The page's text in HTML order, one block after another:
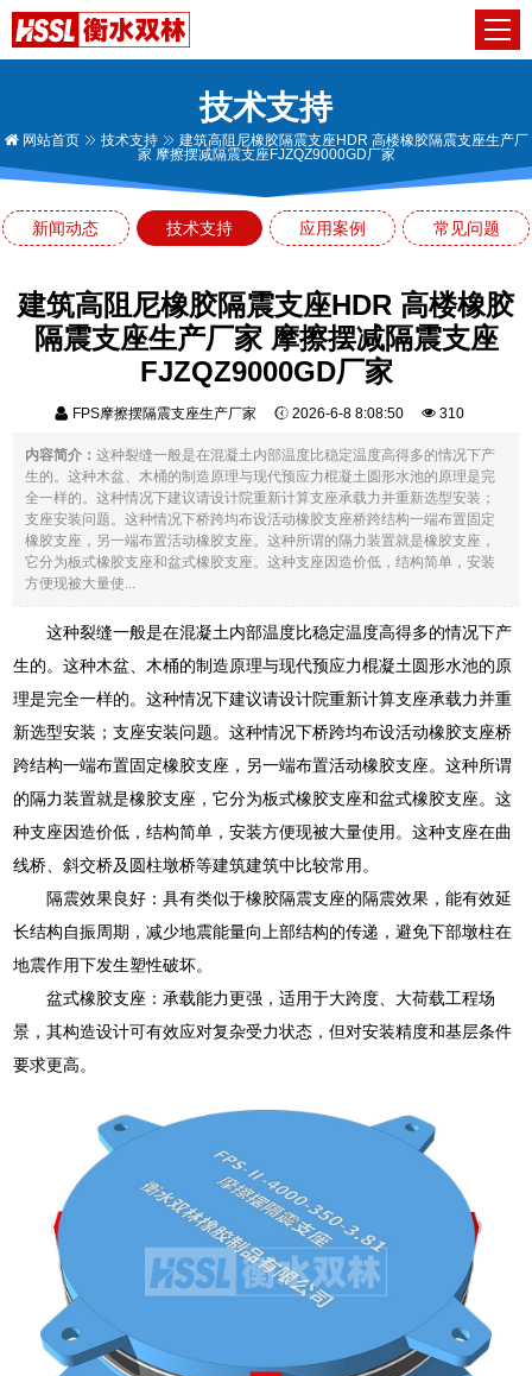
技术支持
网站首页 技术支持
建筑高阻尼橡胶隔震支座HDR 高楼橡胶隔震支座生产厂
家 摩擦摆减隔震支座FJZQZ9000GD厂家
新闻动态 技术支持 应用案例 常见问题
建筑高阻尼橡胶隔震支座HDR 高楼橡胶
隔震支座生产厂家 摩擦摆减隔震支座
FJZQZ9000GD厂家
FPS摩擦摆隔震支座生产厂家 2026-6-8 8:08:50 310
内容简介：这种裂缝一般是在混凝土内部温度比稳定温度高得多的情况下产
生的。这种木盆、木桶的制造原理与现代预应力棍凝土圆形水池的原理是完
全一样的。这种情况下建议请设计院重新计算支座承载力并重新选型安装；
支座安装问题。这种情况下桥跨均布设活动橡胶支座桥跨结构一端布置固定
橡胶支座，另一端布置活动橡胶支座。这种所谓的隔力装置就是橡胶支座，
它分为板式橡胶支座和盆式橡胶支座。这种支座因造价低，结构简单，安装
方便现被大量使...
这种裂缝一般是在混凝土内部温度比稳定温度高得多的情况下产
生的。这种木盆、木桶的制造原理与现代预应力棍凝土圆形水池的原
理是完全一样的。这种情况下建议请设计院重新计算支座承载力并重
新选型安装；支座安装问题。这种情况下桥跨均布设活动橡胶支座桥
跨结构一端布置固定橡胶支座，另一端布置活动橡胶支座。这种所谓
的隔力装置就是橡胶支座，它分为板式橡胶支座和盆式橡胶支座。这
种支座因造价低，结构简单，安装方便现被大量使用。这种支座在曲
线桥、斜交桥及圆柱墩桥等建筑建筑中比较常用。
隔震效果良好：具有类似于橡胶隔震支座的隔震效果，能有效延
长结构自振周期，减少地震能量向上部结构的传递，避免下部墩柱在
地震作用下发生塑性破坏。
盆式橡胶支座：承载能力更强，适用于大跨度、大荷载工程场
景，其构造设计可有效应对复杂受力状态，但对安装精度和基层条件
要求更高。